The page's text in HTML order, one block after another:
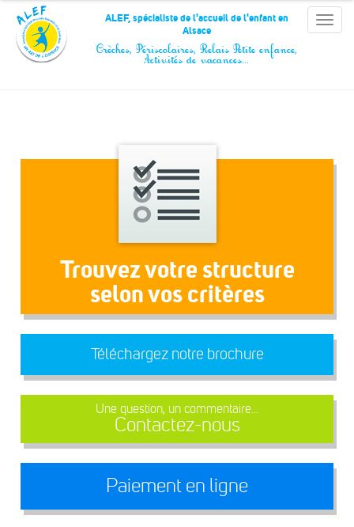
Panneau de gestion des cookies
Toggle
ALEF, spécialiste de l'accueil de l'enfant en
Alsace
Crèches, Périscolaires, Relais Petite enfance,
Activités de vacances…
Trouvez votre structure
selon vos critères
Téléchargez notre brochure
Une question, un commentaire...
Contactez-nous
Paiement en ligne